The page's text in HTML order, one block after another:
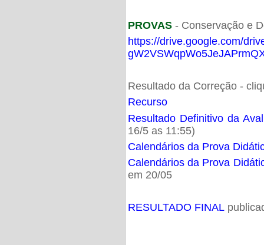
PROVAS- Conservação e
https://drive.google.com/
Resultado da Correção -
Recurso
Resultado Definitivo da
16/5 as 11:55)
Calendários da Prova
Calendários da Prova
em 20/05
RESULTADO FINAL